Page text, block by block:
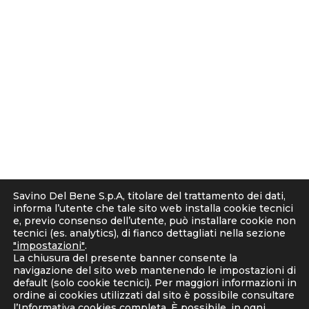
Informativa clienti-fornitori
Informativa Candidati
Note Legali
Corporate Compliance
D. Lgs. 231/2001 e Organismo di Vigilanza
Codice Etico e Linee Guida Anticorruzione
Whistleblowing
Strategia fiscale
Savino Del Bene S.p.A, titolare del trattamento dei dati,
informa l’utente che tale sito web installa cookie tecnici
e, previo consenso dell’utente, può installare cookie non
tecnici (es. analytics), di fianco dettagliati nella sezione
"impostazioni".
La chiusura del presente banner consente la
navigazione del sito web mantenendo le impostazioni di
default (solo cookie tecnici). Per maggiori informazioni in
ordine ai cookies utilizzati dal sito è possibile consultare